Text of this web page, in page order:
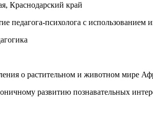
Краснодарский край
педагога-психолога c
о растительном и животном мире
развитию познавательных